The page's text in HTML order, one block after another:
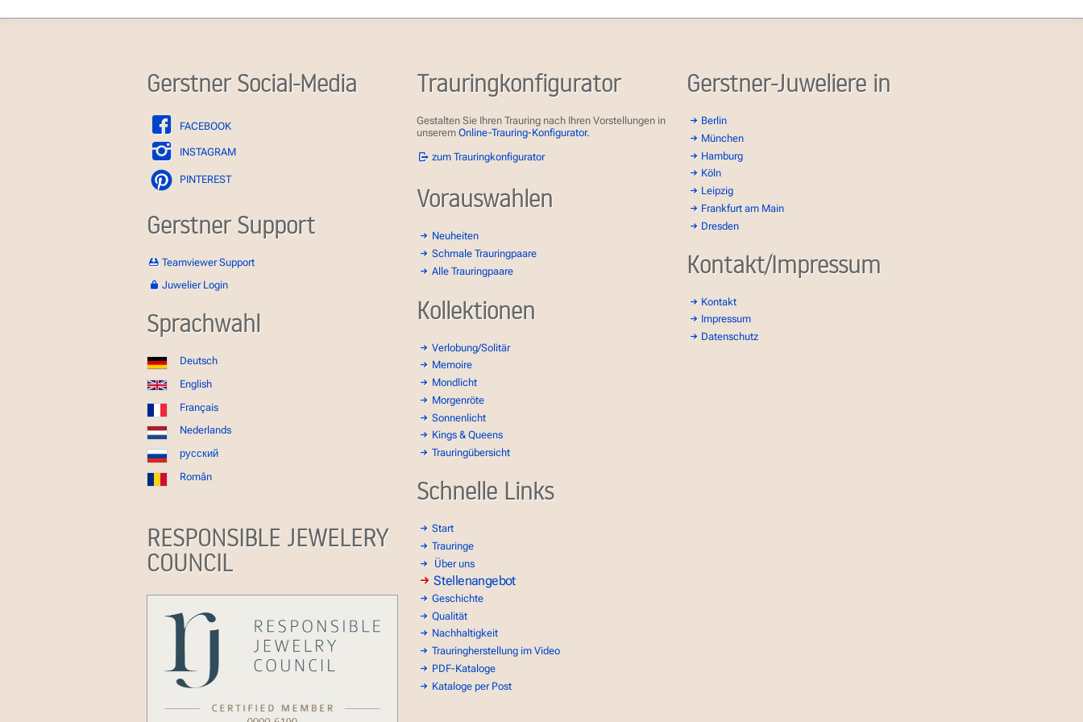
Gerstner Social-Media
FACEBOOK
INSTAGRAM
PINTEREST
Gerstner Support
Teamviewer Support
Juwelier Login
Sprachwahl
Deutsch
English
Français
Nederlands
русский
Român
RESPONSIBLE JEWELERY
COUNCIL
Trauringkonfigurator
Gestalten Sie Ihren Trauring nach Ihren Vorstellungen in
unserem Online-Trauring-Konfigurator.
zum Trauringkonfigurator
Vorauswahlen
Neuheiten
Schmale Trauringpaare
Alle Trauringpaare
Kollektionen
Verlobung/Solitär
Memoire
Mondlicht
Morgenröte
Sonnenlicht
Kings & Queens
Trauringübersicht
Schnelle Links
Start
Trauringe
Über uns
Stellenangebot
Geschichte
Qualität
Nachhaltigkeit
Trauringherstellung im Video
PDF-Kataloge
Kataloge per Post
Gerstner-Juweliere in
Berlin
München
Hamburg
Köln
Leipzig
Frankfurt am Main
Dresden
Kontakt/Impressum
Kontakt
Impressum
Datenschutz